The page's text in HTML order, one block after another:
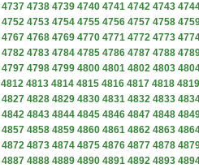
4737 4738 4739 4740 4741 4742 4743
4752 4753 4754 4755 4756 4757 4758
4767 4768 4769 4770 4771 4772 4773
4782 4783 4784 4785 4786 4787 4788
4797 4798 4799 4800 4801 4802 4803
4812 4813 4814 4815 4816 4817 4818 4819
4827 4828 4829 4830 4831 4832 4833
4842 4843 4844 4845 4846 4847 4848
4857 4858 4859 4860 4861 4862 4863
4872 4873 4874 4875 4876 4877 4878
4887 4888 4889 4890 4891 4892 4893